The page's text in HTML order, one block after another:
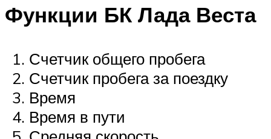
Функции БК Лада Веста
Счетчик общего пробега
Счетчик пробега за поездку
Время
Время в пути